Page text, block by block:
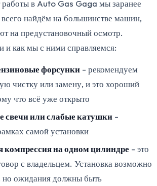
работы в Auto Gas Gaga мы заранее
всего найдём на большинстве машин,
на предустановочный осмотр.
и как мы с ними справляемся:
форсунки - рекомендуем
чистку или замену, и это хороший
что всё уже открыто
свечи или слабые катушки -
самой установки
на одном цилиндре - это
с владельцем. Установка возможно
но ожидания должны быть